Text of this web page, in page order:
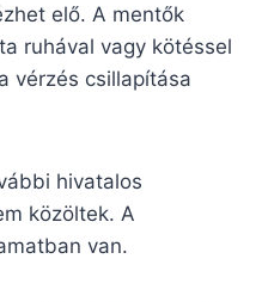
elő. A mentők
ruhával vagy kötéssel
vérzés csillapítása
hivatalos
közöltek. A
van.